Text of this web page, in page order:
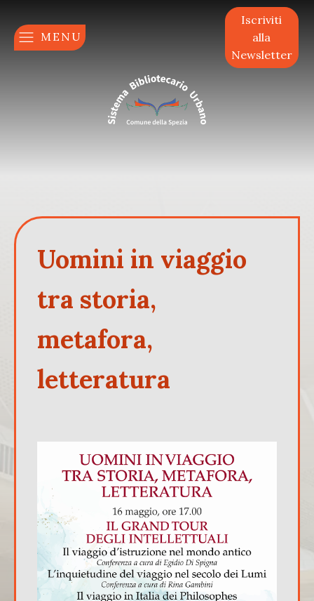
MENU
Iscriviti
alla
Newsletter
Uomini in viaggio
tra storia,
metafora,
letteratura